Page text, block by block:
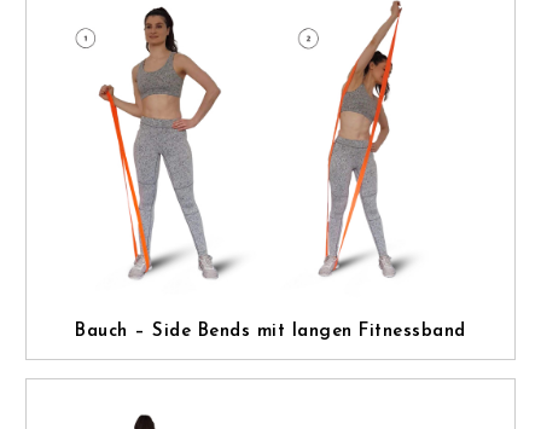
Bauch – Side Bends mit langen Fitnessband